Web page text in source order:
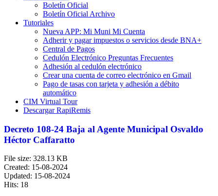
Boletín Oficial
Boletín Oficial Archivo
Tutoriales
Nueva APP: Mi Muni Mi Cuenta
Adherir y pagar impuestos o servicios desde BNA+
Central de Pagos
Cedulón Electrónico Preguntas Frecuentes
Adhesión al cedulón electrónico
Crear una cuenta de correo electrónico en Gmail
Pago de tasas con tarjeta y adhesión a débito
automático
CIM Virtual Tour
Descargar RapiRemis
Decreto 108-24 Baja al Agente Municipal Osvaldo
Héctor Caffaratto
File size: 328.13 KB
Created: 15-08-2024
Updated: 15-08-2024
Hits: 18